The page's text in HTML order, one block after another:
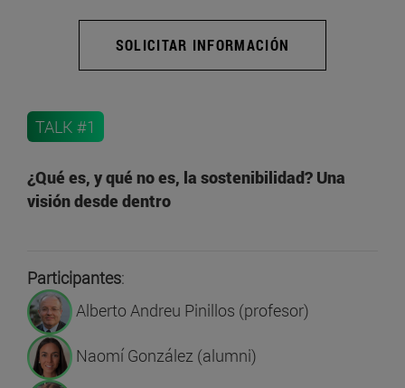
SOLICITAR INFORMACIÓN
TALK #1
¿Qué es, y qué no es, la sostenibilidad? Una
visión desde dentro
Participantes:
Alberto Andreu Pinillos (profesor)
Naomí González (alumni)